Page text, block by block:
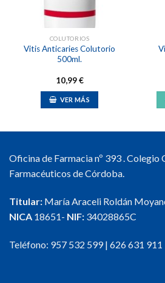
COLUTORIOS
Vitis Anticaries Colutorio
500ml.
10,99€
VER MÁS
Oficina de Farmacia nº 393 . Colegio
Farmacéuticos de Córdoba.
Titular: María Araceli Roldán
NICA 18651- NIF: 34028865C
Teléfono: 957 532 599| 626 631 911